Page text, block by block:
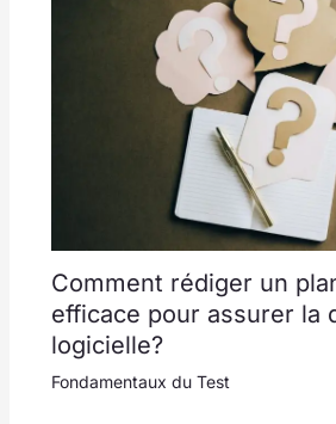
Comment rédiger un
efficace pour assurer la
logicielle?
Fondamentaux du Test